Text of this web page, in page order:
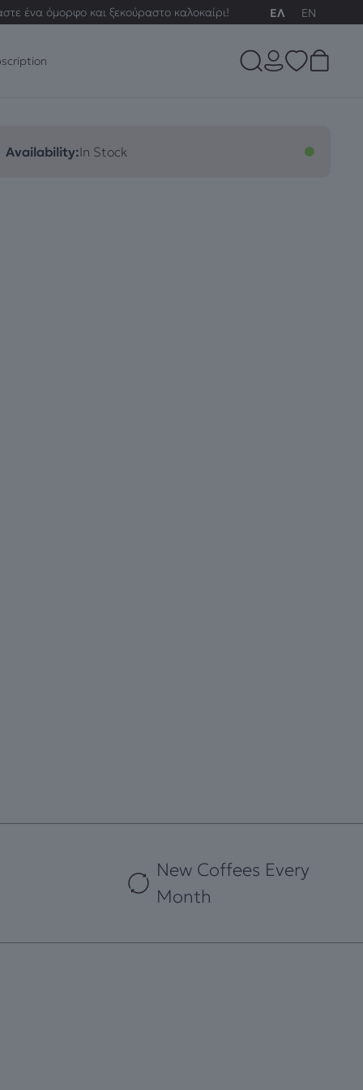
ένα όμορφο και ξεκούραστο καλοκαίρι! ΕΛ EN
Availability:In Stock
New Coffees Every
Month